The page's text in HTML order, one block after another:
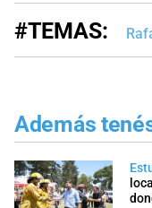
#TEMAS:
Además